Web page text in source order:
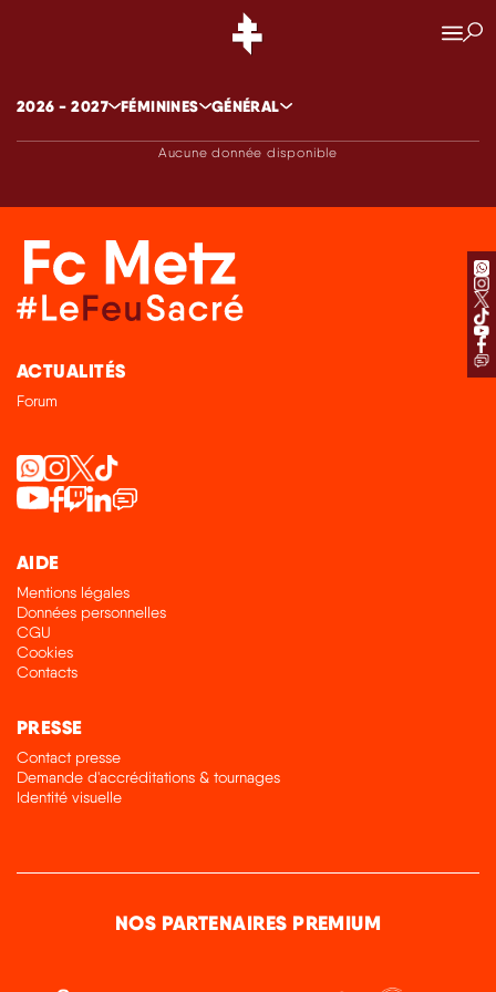
CLASSEMENT
CLASSEMENT
2026 - 2027 FÉMININES GÉNÉRAL
Aucune donnée disponible
ACTUALITÉS
Forum
AIDE
Mentions légales
Données personnelles
CGU
Cookies
Contacts
PRESSE
Contact presse
Demande d'accréditations & tournages
Identité visuelle
NOS PARTENAIRES PREMIUM